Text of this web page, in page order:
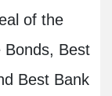
of the
Bonds, Best
Best Bank